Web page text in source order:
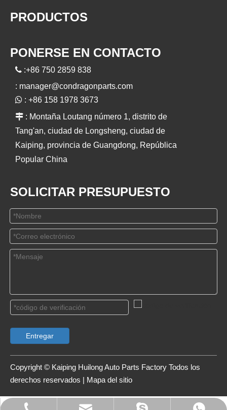
PRODUCTOS
PONERSE EN CONTACTO
 :+86 750 2859 838
: manager@condragonparts.com
 : +86 158 1978 3673
 : Montaña Loutang número 1, distrito de
Tang'an, ciudad de Longsheng, ciudad de
Kaiping, provincia de Guangdong, República
Popular China
SOLICITAR PRESUPUESTO
Entregar
Copyright © Kaiping Huilong Auto Parts Factory Todos los
derechos reservados | Mapa del sitio